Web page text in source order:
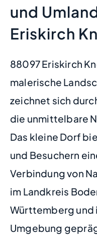
und
Eriskirch
88097 Eriskirch
malerische
zeichnet sich
die unmittelbare
Das kleine Dorf
und Besuchern
Verbindung von
im Landkreis
Württemberg und
Umgebung